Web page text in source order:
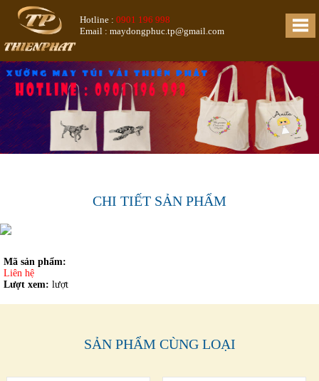
Hotline : 0901 196 998
Email : maydongphuc.tp@gmail.com
CHI TIẾT SẢN PHẨM
Mã sản phẩm:
Liên hệ
Lượt xem: lượt
SẢN PHẨM CÙNG LOẠI